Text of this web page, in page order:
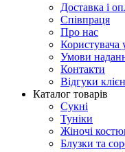
Доставка і
Співпраця
Про нас
Користувача
Умови
Контакти
Відгуки
Каталог товарів
Сукні
Туніки
Жіночі
Блузки та